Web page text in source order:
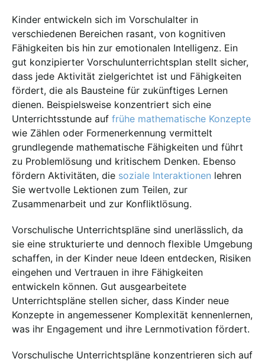
Kinder entwickeln sich im Vorschulalter in
verschiedenen Bereichen rasant, von kognitiven
Fähigkeiten bis hin zur emotionalen Intelligenz. Ein
gut konzipierter Vorschulunterrichtsplan stellt sicher,
dass jede Aktivität zielgerichtet ist und Fähigkeiten
fördert, die als Bausteine für zukünftiges Lernen
dienen. Beispielsweise konzentriert sich eine
Unterrichtsstunde auf frühe mathematische Konzepte
wie Zählen oder Formenerkennung vermittelt
grundlegende mathematische Fähigkeiten und führt
zu Problemlösung und kritischem Denken. Ebenso
fördern Aktivitäten, die soziale Interaktionen lehren
Sie wertvolle Lektionen zum Teilen, zur
Zusammenarbeit und zur Konfliktlösung.
Vorschulische Unterrichtspläne sind unerlässlich, da
sie eine strukturierte und dennoch flexible Umgebung
schaffen, in der Kinder neue Ideen entdecken, Risiken
eingehen und Vertrauen in ihre Fähigkeiten
entwickeln können. Gut ausgearbeitete
Unterrichtspläne stellen sicher, dass Kinder neue
Konzepte in angemessener Komplexität kennenlernen,
was ihr Engagement und ihre Lernmotivation fördert.
Vorschulische Unterrichtspläne konzentrieren sich auf